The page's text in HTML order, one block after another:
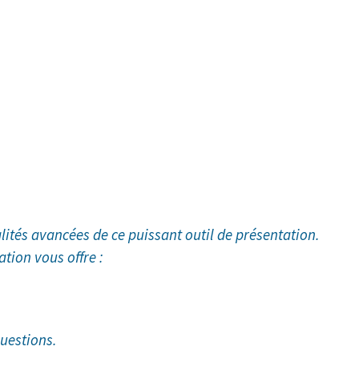
avancées de ce puissant outil de présentation.
vous offre :